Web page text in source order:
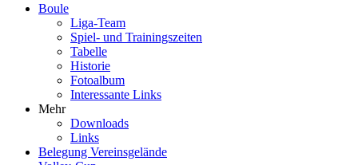
Boule
Liga-Team
Spiel- und Trainingszeiten
Tabelle
Historie
Fotoalbum
Interessante Links
Mehr
Downloads
Links
Belegung Vereinsgelände